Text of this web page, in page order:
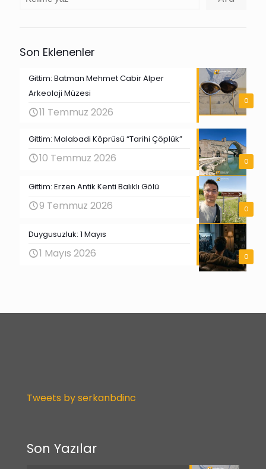
Son Eklenenler
0
Gittim: Batman Mehmet Cabir Alper
Arkeoloji Müzesi
11 Temmuz 2026
0
Gittim: Malabadi Köprüsü “Tarihi Çöplük”
10 Temmuz 2026
0
Gittim: Erzen Antik Kenti Balıklı Gölü
9 Temmuz 2026
0
Duygusuzluk: 1 Mayıs
1 Mayıs 2026
Tweets by serkanbdinc
Son Yazılar